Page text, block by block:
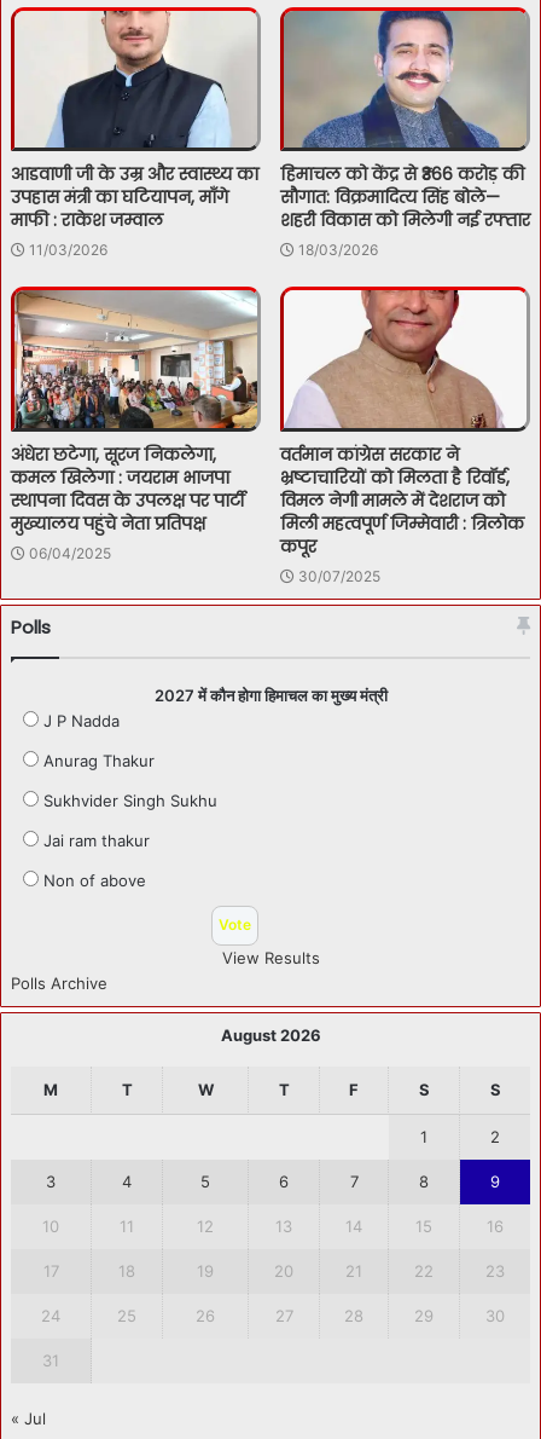
आडवाणी जी के उम्र और स्वास्थ्य का
उपहास मंत्री का घटियापन, माँगे
माफी : राकेश जम्वाल
11/03/2026
हिमाचल को केंद्र से ₹366 करोड़ की
सौगात: विक्रमादित्य सिंह बोले—
शहरी विकास को मिलेगी नई रफ्तार
18/03/2026
अंधेरा छटेगा, सूरज निकलेगा,
कमल खिलेगा : जयराम भाजपा
स्थापना दिवस के उपलक्ष पर पार्टी
मुख्यालय पहुंचे नेता प्रतिपक्ष
06/04/2025
वर्तमान कांग्रेस सरकार ने
भ्रष्टाचारियों को मिलता है रिवॉर्ड,
विमल नेगी मामले में देशराज को
मिली महत्वपूर्ण जिम्मेवारी : त्रिलोक
कपूर
30/07/2025
Polls
2027 में कौन होगा हिमाचल का मुख्य मंत्री
J P Nadda
Anurag Thakur
Sukhvider Singh Sukhu
Jai ram thakur
Non of above
View Results
Polls Archive
August 2026
M T W T F S S
1 2
3 4 5 6 7 8 9
10 11 12 13 14 15 16
17 18 19 20 21 22 23
24 25 26 27 28 29 30
31
« Jul